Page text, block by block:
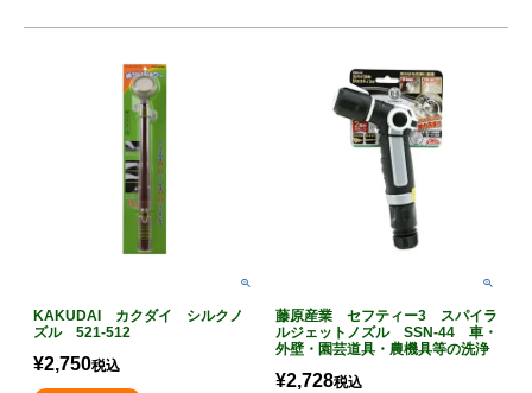
KAKUDAI カクダイ シルクノ
ズル 521-512
¥2,750税込
藤原産業 セフティー3 スパイラ
ルジェットノズル SSN-44 車・
外壁・園芸道具・農機具等の洗浄
¥2,728税込